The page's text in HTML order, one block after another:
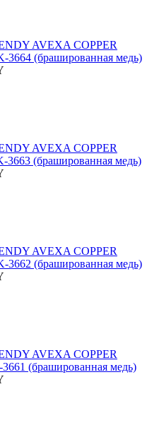
AVEXA COPPER
(брашированная медь)
AVEXA COPPER
(брашированная медь)
AVEXA COPPER
(брашированная медь)
AVEXA COPPER
(брашированная медь)